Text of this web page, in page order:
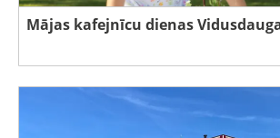
Mājas kafejnīcu dienas